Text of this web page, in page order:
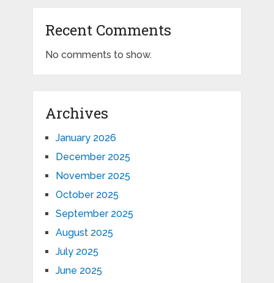
Recent Comments
No comments to show.
Archives
January 2026
December 2025
November 2025
October 2025
September 2025
August 2025
July 2025
June 2025